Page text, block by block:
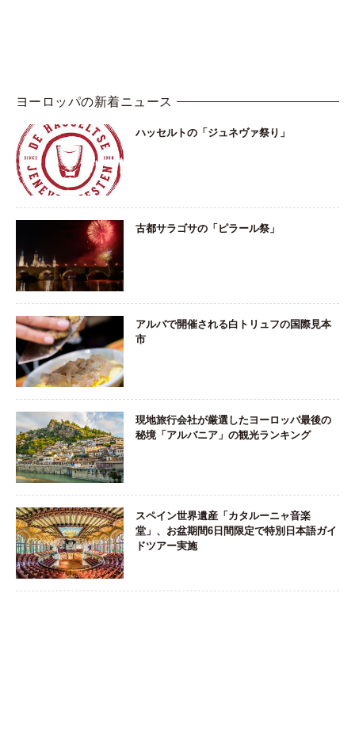
ヨーロッパの新着ニュース
ハッセルトの「ジュネヴァ祭り」
古都サラゴサの「ピラール祭」
アルバで開催される白トリュフの国際見本
市
現地旅行会社が厳選したヨーロッパ最後の
秘境「アルバニア」の観光ランキング
スペイン世界遺産「カタルーニャ音楽
堂」、お盆期間6日間限定で特別日本語ガイ
ドツアー実施